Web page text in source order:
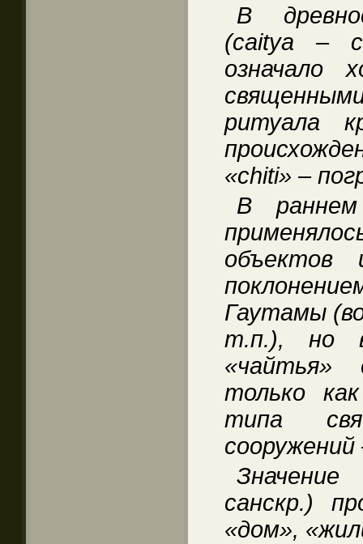
В
(caitya –
означало
ритуала
«chiti» –
В
объектов
Гаутамы
т.п.), но
«чайтья»
только
типа
сооружений
санскр.)
«дом»,